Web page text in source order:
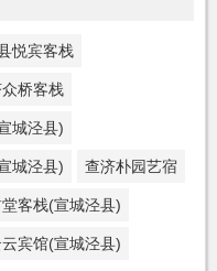
悦宾客栈
桥客栈
城泾县)
城泾县) 查济朴园艺宿
客栈(宣城泾县)
宾馆(宣城泾县)